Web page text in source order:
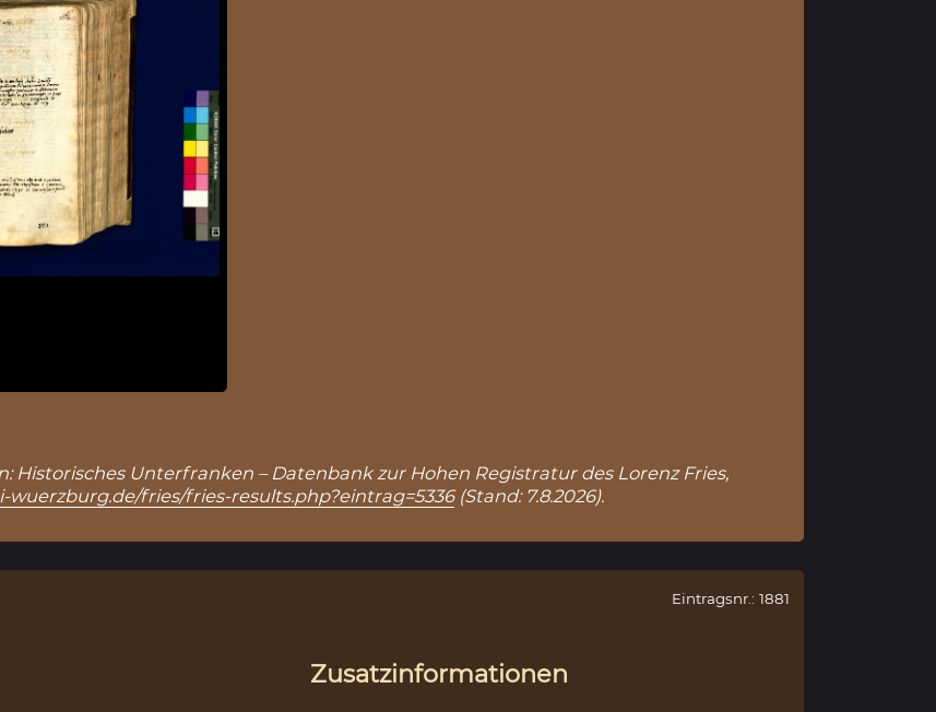
in: Historisches Unterfranken – Datenbank zur Hohen Registratur des Lorenz Fries,
fries/fries-results.php?eintrag=5336(Stand: 7.8.2026).
Eintragsnr.: 1881
Zusatzinformationen